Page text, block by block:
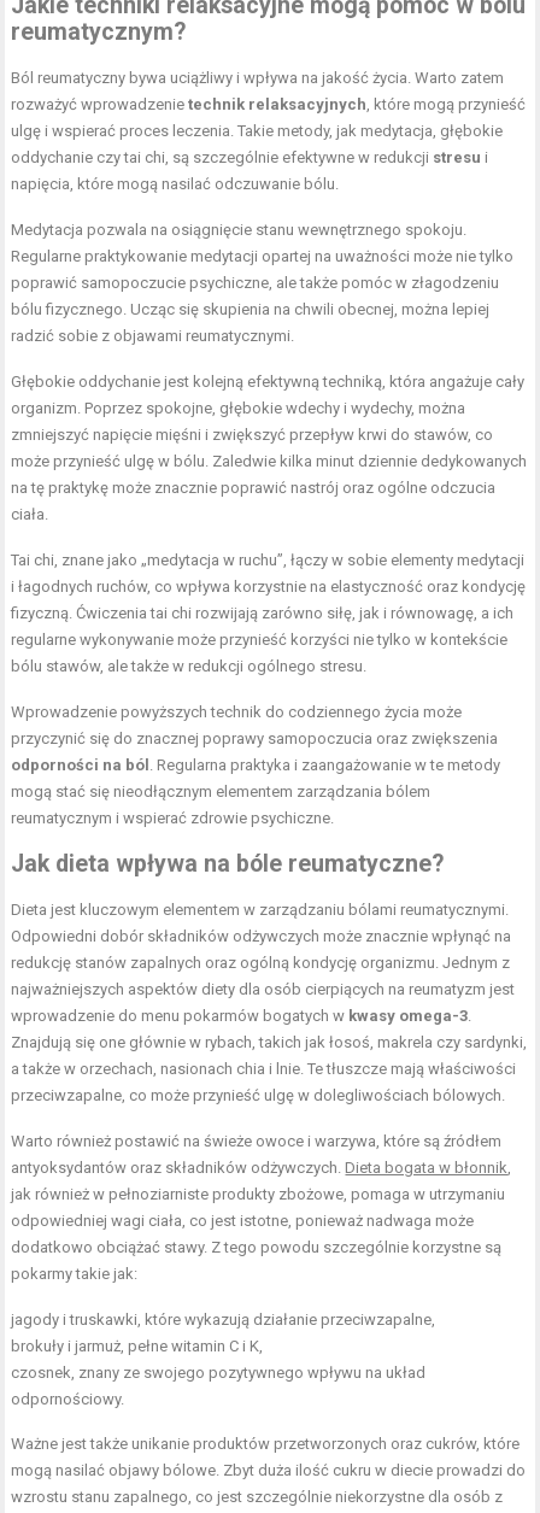
Jakie techniki relaksacyjne mogą pomóc w bólu
reumatycznym?
Ból reumatyczny bywa uciążliwy i wpływa na jakość życia. Warto zatem
rozważyć wprowadzenietechnik relaksacyjnych, które mogą przynieść
ulgę i wspierać proces leczenia. Takie metody, jak medytacja, głębokie
oddychanie czy tai chi, są szczególnie efektywne w redukcji stresu i
napięcia, które mogą nasilać odczuwanie bólu.
Medytacja pozwala na osiągnięcie stanu wewnętrznego spokoju.
Regularne praktykowanie medytacji opartej na uważności może nie tylko
poprawić samopoczucie psychiczne, ale także pomóc w złagodzeniu
bólu fizycznego. Ucząc się skupienia na chwili obecnej, można lepiej
radzić sobie z objawami reumatycznymi.
Głębokie oddychanie jest kolejną efektywną techniką, która angażuje cały
organizm. Poprzez spokojne, głębokie wdechy i wydechy, można
zmniejszyć napięcie mięśni i zwiększyć przepływ krwi do stawów, co
może przynieść ulgę w bólu. Zaledwie kilka minut dziennie dedykowanych
na tę praktykę może znacznie poprawić nastrój oraz ogólne odczucia
ciała.
Tai chi, znane jako „medytacja w ruchu”, łączy w sobie elementy medytacji
i łagodnych ruchów, co wpływa korzystnie na elastyczność oraz kondycję
fizyczną. Ćwiczenia tai chi rozwijają zarówno siłę, jak i równowagę, a ich
regularne wykonywanie może przynieść korzyści nie tylko w kontekście
bólu stawów, ale także w redukcji ogólnego stresu.
Wprowadzenie powyższych technik do codziennego życia może
przyczynić się do znacznej poprawy samopoczucia oraz zwiększenia
odporności na ból . Regularna praktyka i zaangażowanie w te metody
mogą stać się nieodłącznym elementem zarządzania bólem
reumatycznym i wspierać zdrowie psychiczne.
Jak dieta wpływa na bóle reumatyczne?
Dieta jest kluczowym elementem w zarządzaniu bólami reumatycznymi.
Odpowiedni dobór składników odżywczych może znacznie wpłynąć na
redukcję stanów zapalnych oraz ogólną kondycję organizmu. Jednym z
najważniejszych aspektów diety dla osób cierpiących na reumatyzm jest
wprowadzenie do menu pokarmów bogatych w kwasy omega-3.
Znajdują się one głównie w rybach, takich jak łosoś, makrela czy sardynki,
a także w orzechach, nasionach chia i lnie. Te tłuszcze mają właściwości
przeciwzapalne, co może przynieść ulgę w dolegliwościach bólowych.
Warto również postawić na świeże owoce i warzywa, które są źródłem
antyoksydantów oraz składników odżywczych. Dieta bogata w błonnik,
jak również w pełnoziarniste produkty zbożowe, pomaga w utrzymaniu
odpowiedniej wagi ciała, co jest istotne, ponieważ nadwaga może
dodatkowo obciążać stawy. Z tego powodu szczególnie korzystne są
pokarmy takie jak:
jagody i truskawki, które wykazują działanie przeciwzapalne,
brokuły i jarmuż, pełne witamin C i K,
czosnek, znany ze swojego pozytywnego wpływu na układ
odpornościowy.
Ważne jest także unikanie produktów przetworzonych oraz cukrów, które
mogą nasilać objawy bólowe. Zbyt duża ilość cukru w diecie prowadzi do
wzrostu stanu zapalnego, co jest szczególnie niekorzystne dla osób z